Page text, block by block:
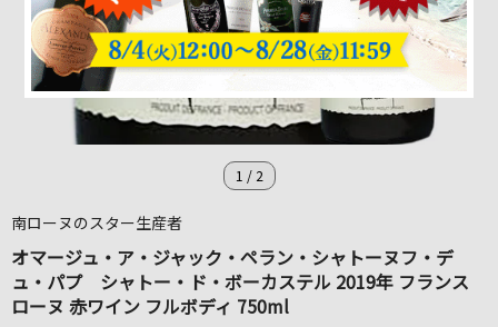
1 / 2
南ローヌのスター生産者
オマージュ・ア・ジャック・ペラン・シャトーヌフ・デ
ュ・パプ シャトー・ド・ボーカステル 2019年 フランス
ローヌ 赤ワイン フルボディ 750ml